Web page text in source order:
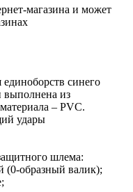
магазина и может
синего
выполнена из
– PVC.
удары
шлема:
(0-образный валик);